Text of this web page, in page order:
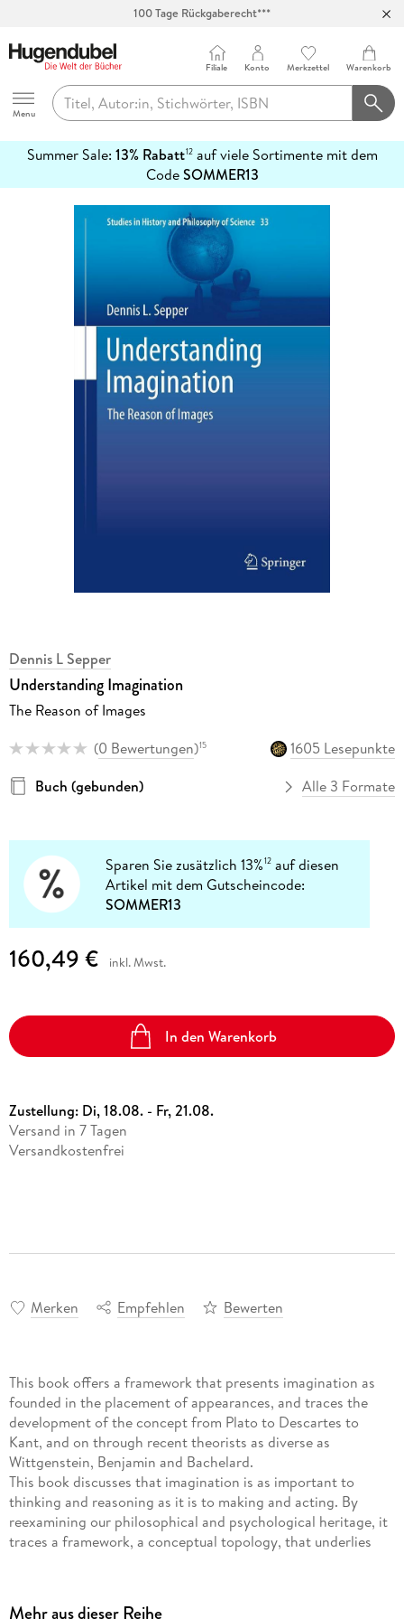
100 Tage Rückgaberecht***
Hugendubel
Menu
Filiale Konto Merkzettel Warenkorb
Summer Sale: 13% Rabatt12auf viele Sortimente mit dem
CodeSOMMER13
erfahren
Dennis L Sepper
Understanding Imagination
The Reason of Images
(0 Bewertungen)15
1605 Lesepunkte
Buch (gebunden)
Alle 3 Formate
Sparen Sie zusätzlich 13%12 auf diesen
Artikel mit dem Gutscheincode:
SOMMER13
160,49 € inkl. Mwst.
In den Warenkorb
Zustellung: Di, 18.08. - Fr, 21.08.
Versand in 7 Tagen
Versandkostenfrei
Merken Empfehlen Bewerten
This book offers a framework that presents imagination as
founded in the placement of appearances, and traces the
development of the concept from Plato to Descartes to
Kant, and on through recent theorists as diverse as
Wittgenstein, Benjamin and Bachelard.
This book discusses that imagination is as important to
thinking and reasoning as it is to making and acting. By
reexamining our philosophical and psychological heritage, it
traces a framework, a conceptual topology, that underlies
Mehr aus dieser Reihe